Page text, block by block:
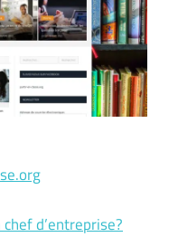
d’entreprise?